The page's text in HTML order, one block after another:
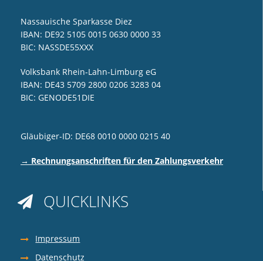
Nassauische Sparkasse Diez
IBAN: DE92 5105 0015 0630 0000 33
BIC: NASSDE55XXX
Volksbank Rhein-Lahn-Limburg eG
IBAN: DE43 5709 2800 0206 3283 04
BIC: GENODE51DIE
Gläubiger-ID: DE68 0010 0000 0215 40
→ Rechnungsanschriften für den Zahlungsverkehr
 QUICKLINKS
Impressum
Datenschutz